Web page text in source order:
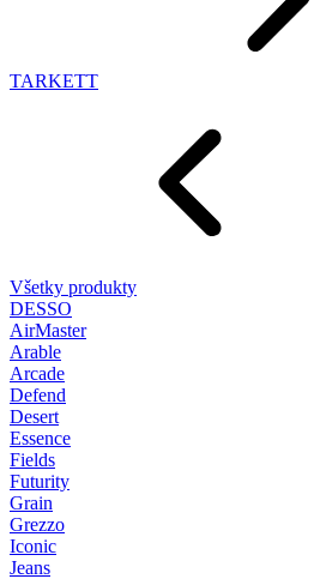
TARKETT
Všetky produkty
DESSO
AirMaster
Arable
Arcade
Defend
Desert
Essence
Fields
Futurity
Grain
Grezzo
Iconic
Jeans